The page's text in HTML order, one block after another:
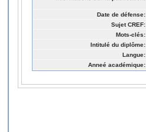
Date de défense:
Sujet CREF:
Mots-clés:
Intitulé du diplôme:
Langue:
Anneé académique: